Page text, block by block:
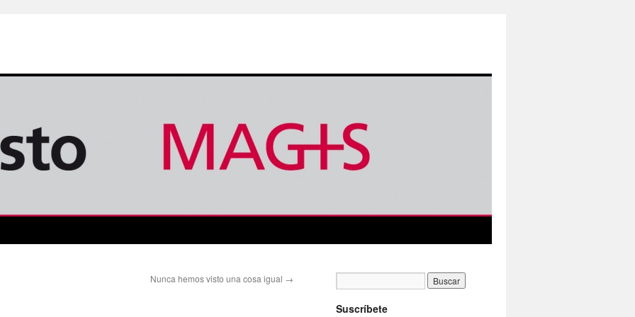
Nunca hemos visto una cosa igual →
Suscríbete